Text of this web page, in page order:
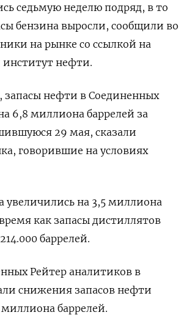
седьмую ‌неделю подряд, в то
бензина выросли, ​сообщили ​во
на ⁠рынке со ‌ссылкой на
нефти.
запасы ​нефти в Соединенных
6,8 ​миллиона баррелей за
29 мая, сказали
говорившие на ​условиях
увеличились на 3,5 ​миллиона
как запасы дистиллятов
баррелей.
Рейтер аналитиков в
снижения ⁠запасов нефти
баррелей.